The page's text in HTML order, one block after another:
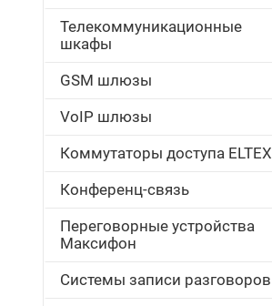
Телекоммуникационные
шкафы
GSM шлюзы
VoIP шлюзы
Коммутаторы доступа ELTEX
Конференц-связь
Переговорные устройства
Максифон
Системы записи разговоров